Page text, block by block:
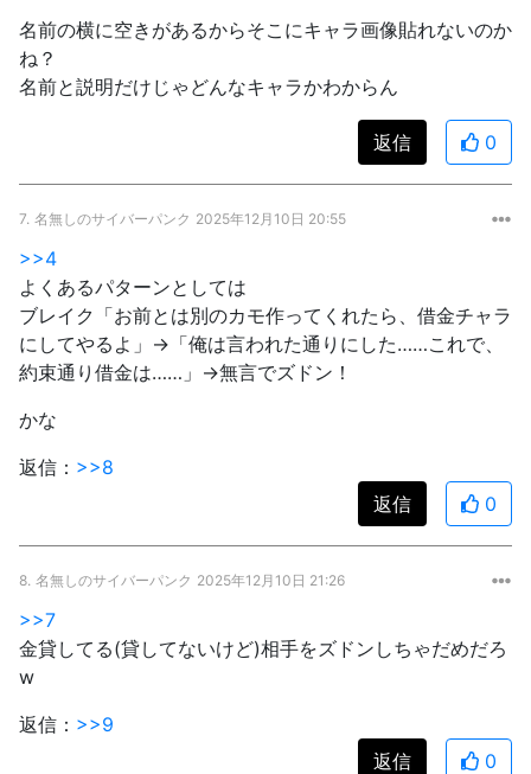
名前の横に空きがあるからそこにキャラ画像貼れないのか
ね？
名前と説明だけじゃどんなキャラかわからん
返信 0
7. 名無しのサイバーパンク 2025年12月10日 20:55
>>4
よくあるパターンとしては
ブレイク「お前とは別のカモ作ってくれたら、借金チャラ
にしてやるよ」→「俺は言われた通りにした……これで、
約束通り借金は……」→無言でズドン！
かな
返信： >>8
返信
0
8. 名無しのサイバーパンク 2025年12月10日 21:26
>>7
金貸してる(貸してないけど)相手をズドンしちゃだめだろ
w
返信： >>9
返信
0